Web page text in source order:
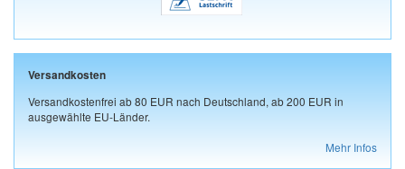
Versandkosten
Versandkostenfrei ab 80 EUR nach Deutschland, ab 200 EUR in
ausgewählte EU-Länder.
Mehr Infos